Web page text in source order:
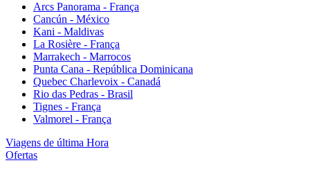
Arcs Panorama - França
Cancún - México
Kani - Maldivas
La Rosière - França
Marrakech - Marrocos
Punta Cana - República Dominicana
Quebec Charlevoix - Canadá
Rio das Pedras - Brasil
Tignes - França
Valmorel - França
Viagens de última Hora
Ofertas